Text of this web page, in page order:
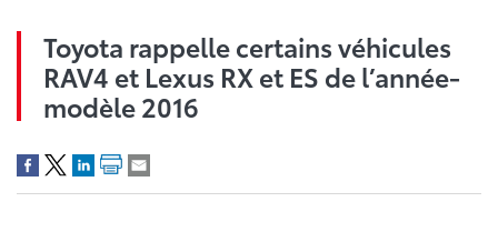
Toyota rappelle certains véhicules
RAV4 et Lexus RX et ES de l’année-
modèle 2016